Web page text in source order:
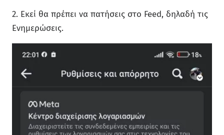
2. Εκεί θα πρέπει να πατήσεις στο Feed, δηλαδή τις
Ενημερώσεις.